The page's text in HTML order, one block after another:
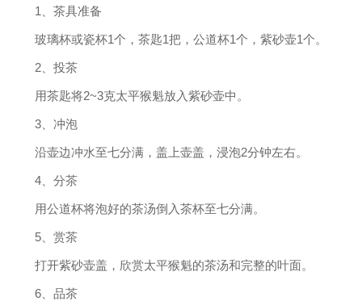
1、茶具准备
玻璃杯或瓷杯1个，茶匙1把，公道杯1个，紫砂壶1个。
2、投茶
用茶匙将2~3克太平猴魁放入紫砂壶中。
3、冲泡
沿壶边冲水至七分满，盖上壶盖，浸泡2分钟左右。
4、分茶
用公道杯将泡好的茶汤倒入茶杯至七分满。
5、赏茶
打开紫砂壶盖，欣赏太平猴魁的茶汤和完整的叶面。
6、品茶